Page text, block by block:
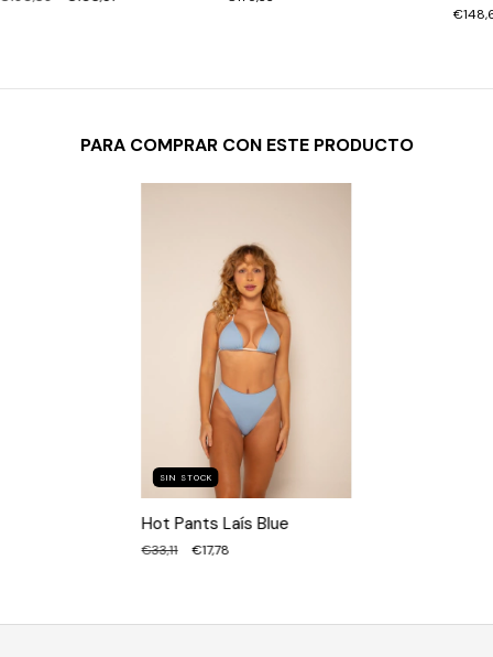
PARA COMPRAR CON ESTE PRODUCTO
SIN STOCK
Hot Pants Laís Blue
€33,11 €17,78